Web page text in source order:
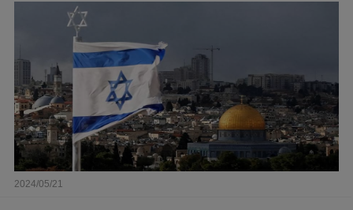
2024/05/21